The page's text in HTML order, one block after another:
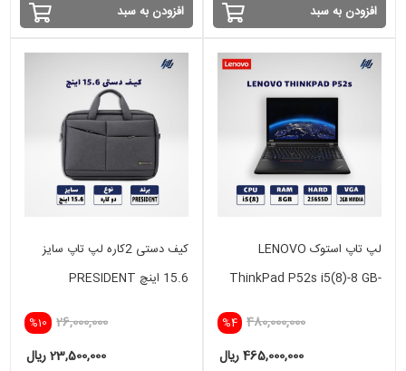
افزودن به سبد افزودن به سبد
لپ تاپ استوک LENOVO
ThinkPad P52s i5(8)-8 GB-
%4 480,000,000
465,000,000 ریال
کیف دستی 2کاره لپ تاپ سایز
15.6 اینچ PRESIDENT
%10 26,000,000
23,500,000 ریال